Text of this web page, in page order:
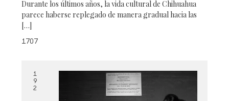
Durante los últimos años, la vida cultural de Chihuahua
parece haberse replegado de manera gradual hacia las
[…]
1707
1
9
2